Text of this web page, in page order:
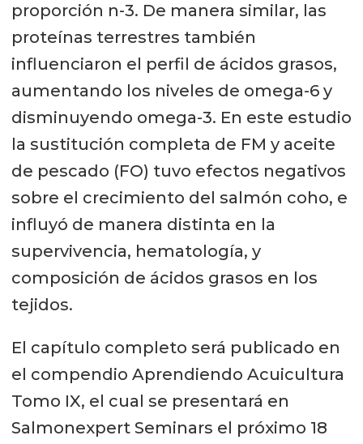
proporción n-3. De manera similar, las
proteínas terrestres también
influenciaron el perfil de ácidos grasos,
aumentando los niveles de omega-6 y
disminuyendo omega-3. En este estudio
la sustitución completa de FM y aceite
de pescado (FO) tuvo efectos negativos
sobre el crecimiento del salmón coho, e
influyó de manera distinta en la
supervivencia, hematología, y
composición de ácidos grasos en los
tejidos.
El capítulo completo será publicado en
el compendio Aprendiendo Acuicultura
Tomo IX, el cual se presentará en
Salmonexpert Seminars el próximo 18